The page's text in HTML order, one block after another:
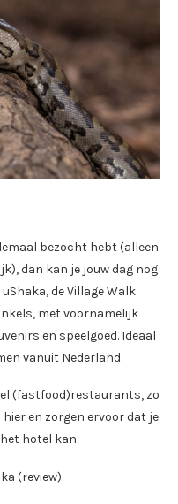
bezocht hebt (alleen
dan kan je jouw dag nog
de Village Walk.
met voornamelijk
en speelgoed. Ideaal
vanuit Nederland.
(fastfood)restaurants, zo
en zorgen ervoor dat je
hotel kan.